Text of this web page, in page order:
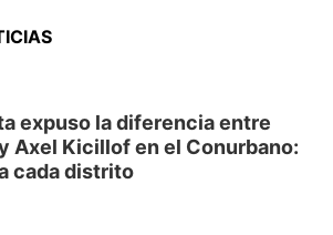
expuso la diferencia entre
Axel Kicillof en el Conurbano:
cada distrito